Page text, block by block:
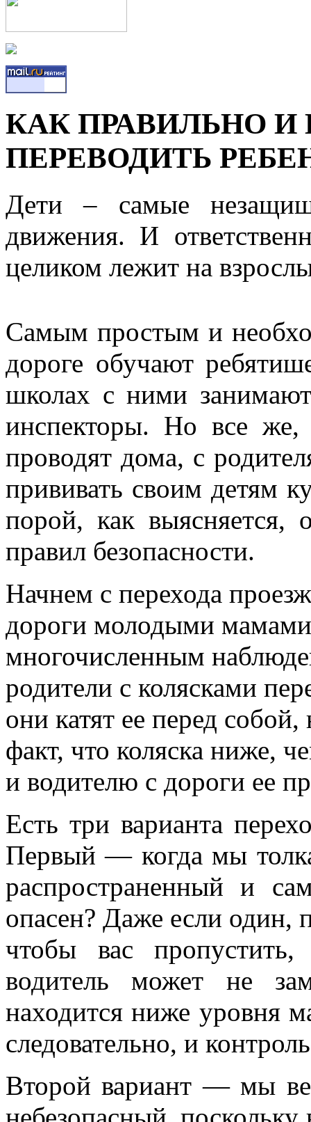
КАК ПРАВИЛЬНО И
ПЕРЕВОДИТЬ
Дети – самые
движения. И
целиком лежит на
Самым простым и
дороге обучают
школах с ними
инспекторы. Но все
проводят дома, с
прививать своим детям
порой, как
правил безопасности.
Начнем с перехода
дороги молодыми
многочисленным
родители с колясками
они катят ее перед
факт, что коляска ниже,
и водителю с дороги ее
Есть три варианта
Первый — когда мы
распространенный и
опасен? Даже если один,
чтобы вас
водитель может не
находится ниже уровня
следовательно, и
Второй вариант — мы